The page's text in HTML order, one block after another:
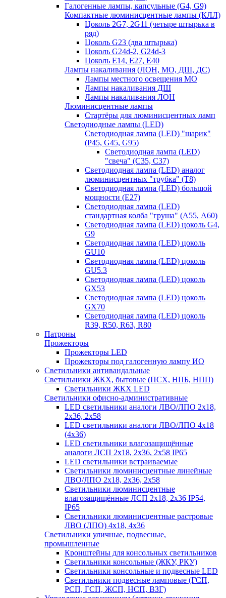
Галогенные лампы, капсульные (G4, G9)
Компактные люминисцентные лампы (КЛЛ)
Цоколь 2G7, 2G11 (четыре штырька в
ряд)
Цоколь G23 (два штырька)
Цоколь G24d-2, G24d-3
Цоколь Е14, Е27, Е40
Лампы накаливания (ЛОН, МО, ДШ, ДС)
Лампы местного освещения МО
Лампы накаливания ДШ
Лампы накаливания ЛОН
Люминисцентные лампы
Стартёры для люминисцентных ламп
Светодиодные лампы (LED)
Светодиодная лампа (LED) "шарик"
(P45, G45, G95)
Светодиодная лампа (LED)
"свеча" (С35, С37)
Светодиодная лампа (LED) аналог
люминисцентных "трубка" (T8)
Светодиодная лампа (LED) большой
мощности (Е27)
Светодиодная лампа (LED)
стандартная колба "груша" (А55, А60)
Светодиодная лампа (LED) цоколь G4,
G9
Светодиодная лампа (LED) цоколь
GU10
Светодиодная лампа (LED) цоколь
GU5.3
Светодиодная лампа (LED) цоколь
GX53
Светодиодная лампа (LED) цоколь
GX70
Светодиодная лампа (LED) цоколь
R39, R50, R63, R80
Патроны
Прожекторы
Прожекторы LED
Прожекторы под галогенную лампу ИО
Светильники антивандальные
Светильники ЖКХ, бытовые (ПСХ, НПБ, НПП)
Светильники ЖКХ LED
Светильники офисно-административные
LED светильники аналоги ЛВО/ЛПО 2х18,
2х36, 2х58
LED светильники аналоги ЛВО/ЛПО 4х18
(4х36)
LED светильники влагозащищённые
аналоги ЛСП 2х18, 2х36, 2х58 IP65
LED светильники встраиваемые
Светильники люминисцентные линейные
ЛВО/ЛПО 2х18, 2х36, 2х58
Светильники люминисцентные
влагозащищённые ЛСП 2х18, 2х36 IP54,
IP65
Светильники люминисцентные растровые
ЛВО (ЛПО) 4х18, 4х36
Светильники уличные, подвесные,
промышленные
Кронштейны для консольных светильников
Светильники консольные (ЖКУ, РКУ)
Светильники консольные и подвесные LED
Светильники подвесные ламповые (ГСП,
РСП, ГСП, ЖСП, НСП, ВЗГ)